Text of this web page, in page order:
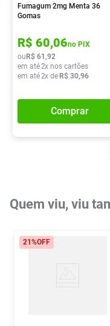
Fumagum 2mg Menta 36
Gomas
R$ 60,06no PIX
ou R$ 61 ,92
em até2x nos cartões
em até2x de R$ 30,96
Comprar
Quem viu, viu
21%OFF